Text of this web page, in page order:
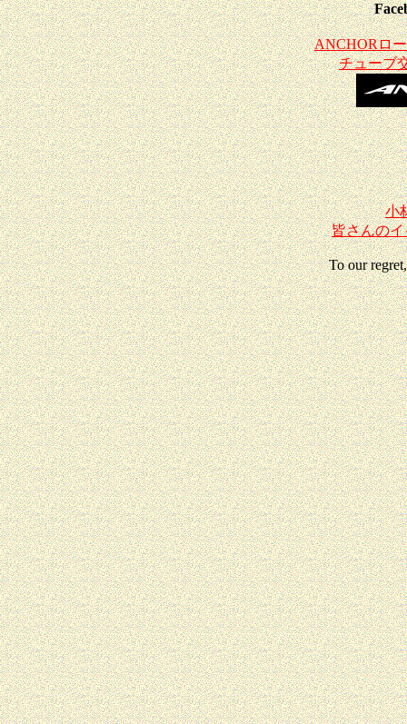
ANCHORロ
チューブ
小
皆さんの
To our